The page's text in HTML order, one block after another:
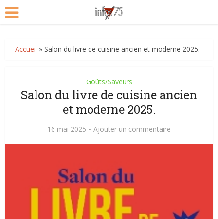
Accueil »Salon du livre de cuisine ancien et moderne 2025.
Goûts/Saveurs
Salon du livre de cuisine ancien
et moderne 2025.
16 mai 2025 Ajouter un commentaire